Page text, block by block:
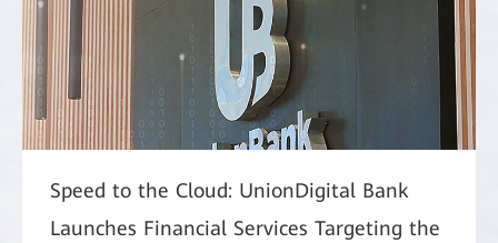
Speed to the Cloud: UnionDigital Bank
Launches Financial Services Targeting the